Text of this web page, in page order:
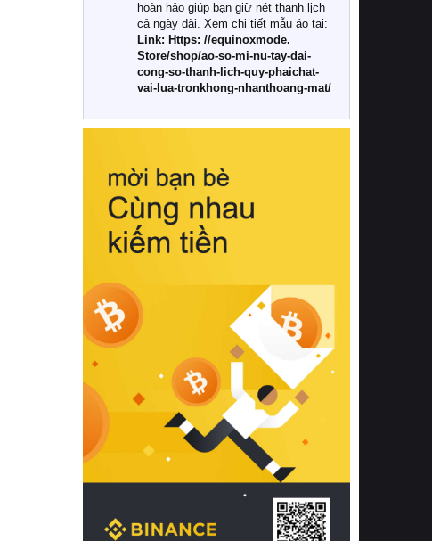
Khác với các dòng sản phẩm thông
thường, những bộ chăn ga gối đệm
cao cấp trải qua quy trình sản xuất
nghiêm ngặt từ khâu chọn lọc nguyên
liệu tự nhiên đến công nghệ dệt
nhuộm hiện đại không chứa hóa chất
này, bạn sẽ cảm nhận rõ rệt sự khác
hồi chuẩn xác của phần đệm nâng đỡ
cột sống.
Bên cạnh đó, việc lựa chọn các dòng
sản phẩm đạt chuẩn chất lượng quốc
tế còn giúp ngăn ngừa tình trạng kích
khuẩn và nấm mốc trong điều kiện
thời tiết nóng ẩm. Bạn có thể tìm hiểu
thêm các nghiên cứu khoa học về tác
động của giấc ngủ và môi trường
phòng ngủ đối với sức khỏe con
người tại Sleep Foundation (External
Link) để có cái nhìn toàn diện hơn.
2. Các tiêu chí vàng khi lựa chọn
chăn ga gối đệm cao cấp cho phòng
ngủ
Để sở hữu một bộ chăn ga gối đệm
cao cấp hoàn hảo cả về thẩm mỹ lẫn
công năng, người tiêu dùng cần cân
nhắc kỹ lưỡng các tiêu chí quan trọng
hoàn hảo giúp bạn giữ nét thanh lịch
cả ngày dài. Xem chi tiết mẫu áo tại:
Link: Https: //equinoxmode.
Store/shop/ao-so-mi-nu-tay-dai-
cong-so-thanh-lich-quy-phaichat-
vai-lua-tronkhong-nhanthoang-mat/